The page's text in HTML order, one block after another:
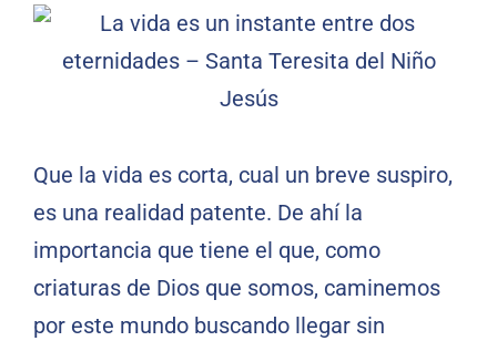
Que la vida es corta, cual un breve suspiro,
es una realidad patente. De ahí la
importancia que tiene el que, como
criaturas de Dios que somos, caminemos
por este mundo buscando llegar sin